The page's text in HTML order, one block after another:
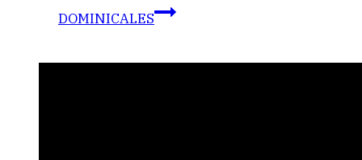
DOMINICALES